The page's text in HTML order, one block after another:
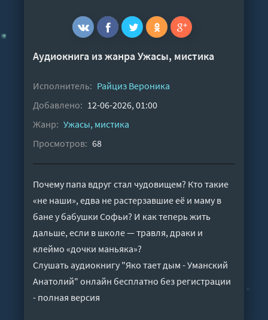
Аудиокнига из жанраУжасы, мистика
Исполнитель: Райциз Вероника
Добавлено: 12-06-2026, 01:00
Жанр: Ужасы, мистика
Просмотров: 68
Почему папа вдруг стал чудовищем? Кто такие
«не наши», едва не растерзавшие её и маму в
бане у бабушки Софьи? И как теперь жить
дальше, если в школе — травля, драки и
клеймо «дочки маньяка»?
Слушать аудиокнигу "Яко тает дым - Уманский
Анатолий" онлайн бесплатно без регистрации
- полная версия